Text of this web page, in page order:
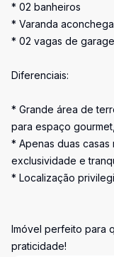
* 02 banheiros
* Varanda
* 02 vagas de
Diferenciais:
* Grande área de
para espaço
* Apenas duas casas
exclusividade e
* Localização
Imóvel perfeito para
praticidade!